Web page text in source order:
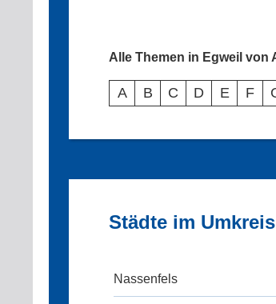
Alle Themen in Egweil von
A B C D E F
Städte im
Nassenfels